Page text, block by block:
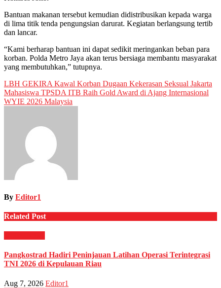
Bantuan makanan tersebut kemudian didistribusikan kepada warga
di lima titik tenda pengungsian darurat. Kegiatan berlangsung tertib
dan lancar.
“Kami berharap bantuan ini dapat sedikit meringankan beban para
korban. Polda Metro Jaya akan terus bersiaga membantu masyarakat
yang membutuhkan,” tutupnya.
Post
navigation
LBH GEKIRA Kawal Korban Dugaan Kekerasan Seksual Jakarta
Mahasiswa TPSDA ITB Raih Gold Award di Ajang Internasional
WYIE 2026 Malaysia
By Editor1
Related Post
Pangkostrad Hadiri Peninjauan Latihan Operasi Terintegrasi
TNI 2026 di Kepulauan Riau
Aug 7, 2026 Editor1